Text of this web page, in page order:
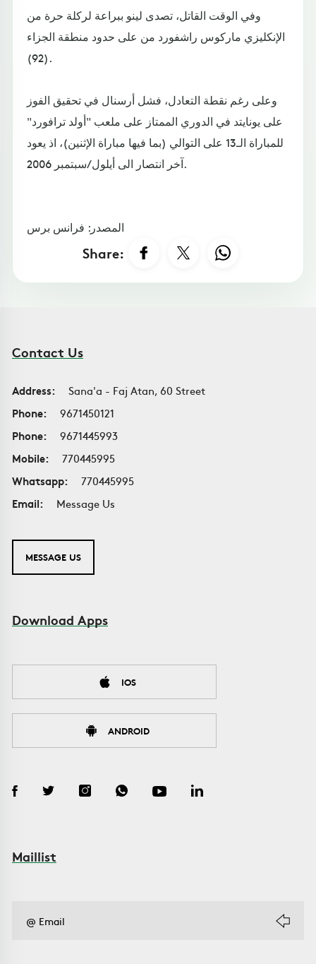
وفي الوقت القاتل، تصدى لينو ببراعة لركلة حرة من
الإنكليزي ماركوس راشفورد من على حدود منطقة الجزاء
(92).
وعلى رغم نقطة التعادل، فشل أرسنال في تحقيق الفوز
على يونايتد في الدوري الممتاز على ملعب "أولد ترافورد"
للمباراة الـ13 على التوالي (بما فيها مباراة الإثنين)، اذ يعود
آخر انتصار الى أيلول/سبتمبر 2006.
المصدر: فرانس برس
Share:
Contact Us
Address:
Sana'a - Faj Atan, 60 Street
Phone:
9671450121
Phone:
9671445993
Mobile:
770445995
Whatsapp:
770445995
Email:
Message Us
MESSAGE US
Download Apps
IOS
ANDROID
Maillist